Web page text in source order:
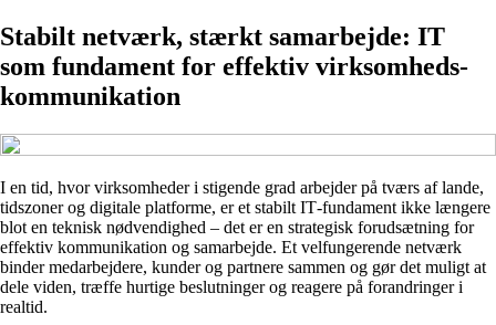
Stabilt netværk, stærkt samarbejde: IT
som fundament for effektiv virksomheds­
kommunikation
I en tid, hvor virksomheder i stigende grad arbejder på tværs af lande,
tidszoner og digitale platforme, er et stabilt IT‑fundament ikke længere
blot en teknisk nødvendighed – det er en strategisk forudsætning for
effektiv kommunikation og samarbejde. Et velfungerende netværk
binder medarbejdere, kunder og partnere sammen og gør det muligt at
dele viden, træffe hurtige beslutninger og reagere på forandringer i
realtid.